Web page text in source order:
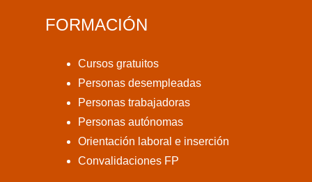
FORMACIÓN
Cursos gratuitos
Personas desempleadas
Personas trabajadoras
Personas autónomas
Orientación laboral e inserción
Convalidaciones FP